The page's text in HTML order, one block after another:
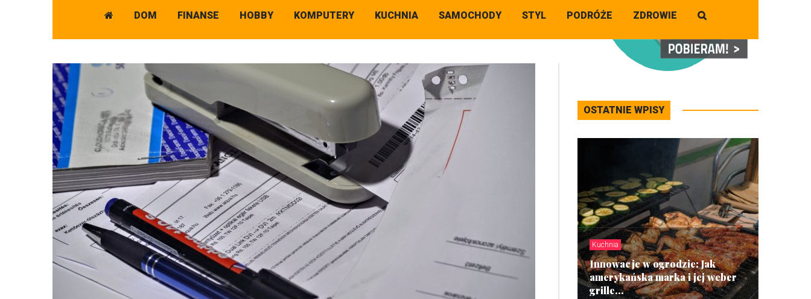
DOM FINANSE HOBBY KOMPUTERY KUCHNIA SAMOCHODY STYL PODRÓŻE ZDROWIE
OSTATNIE WPISY
Kuchnia
Innowacje w ogrodzie: Jak
amerykańska marka i jej weber
grille...